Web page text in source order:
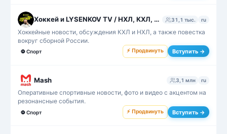
Хоккей и LYSENKOV TV / НХЛ, КХЛ, спорт 31,1 тыс. ru
Хоккейные новости, обсуждения КХЛ и НХЛ, а также повестка
вокруг сборной России.
⚽Спорт ⚡ Продвинуть Вступить →
Mash 3,1 млн ru
Оперативные спортивные новости, фото и видео с акцентом на
резонансные события.
⚽Спорт ⚡ Продвинуть Вступить →